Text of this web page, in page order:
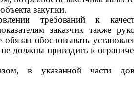
закупки.
требований к
заказчик также
обязан обосновывать
должны приводить к
в указанной части